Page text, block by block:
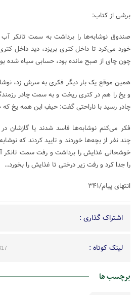
برشی از کتاب:
صندوق نوشابه‌ها را برداشت به سمت تانکر
خورد می‌کرد تا داخل کتری بریزد، دید داخل
چون چای از صبح مانده بود، حسابی سیاه شده
همین موقع یک بار دیگر فکری به سرش زد،
و یخ را هم در کتری ریخت و به سمت چادر
چادر رسید با ناراحتی گفت: حیفِ این همه یخ
چند نفر از بچه‌ها خوردند و تایید کردند که
خوشحالی غذایش را برداشت و رفت سمت تانکر
را جدا کرد و رفت زیر درختی تا غذایش را بخورد…
انتهای پیام/۳۴۱
اشتراک گذاری :
لینک کوتاه :
برچسب ها